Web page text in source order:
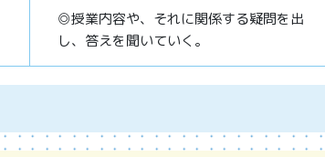
◎授業内容や、それに関係する疑問を出
し、答えを聞いていく。